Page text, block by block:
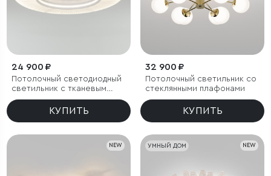
24 900 ₽
Потолочный светодиодный
светильник с тканевым
рассеивателем
КУПИТЬ
32 900 ₽
Потолочный светильник со
стеклянными плафонами
КУПИТЬ
NEW УМНЫЙ ДОМ NEW